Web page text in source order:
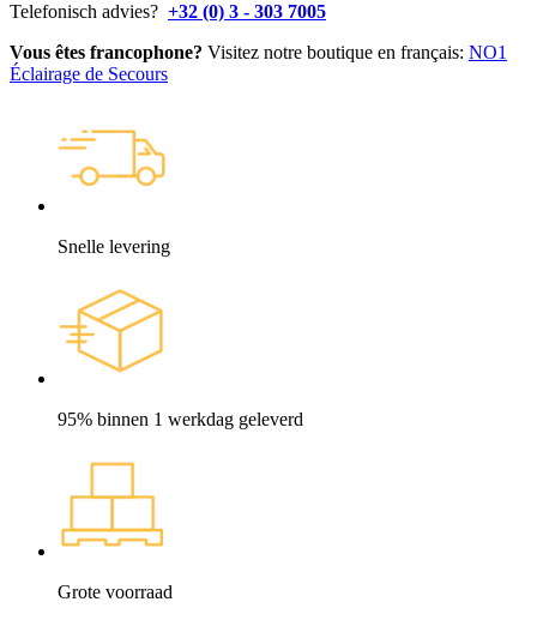
Telefonisch advies? +32 (0) 3 - 303 7005
Vous êtes francophone? Visitez notre boutique en français: NO1
Éclairage de Secours
Snelle levering
95% binnen 1 werkdag geleverd
Grote voorraad